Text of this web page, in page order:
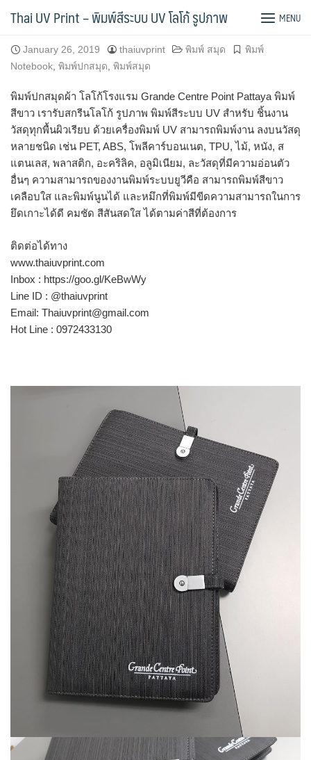
Thai UV Print – พิมพ์สีระบบ UV โลโก้ รูปภาพ MENU
พิมพ์ปกสมุดผ้า
January 26, 2019 thaiuvprint พิมพ์ สมุด
พิมพ์
Notebook พิมพ์ปกสมุด พิมพ์สมุด
พิมพ์ปกสมุดผ้า โลโก้โรงแรม Grande Centre Point Pattaya พิมพ์
สีขาว เรารับสกรีนโลโก้ รูปภาพ พิมพ์สีระบบ UV สำหรับ ชิ้นงาน
วัสดุทุกพื้นผิวเรียบ ด้วยเครื่องพิมพ์ UV สามารถพิมพ์งาน ลงบนวัสดุ
หลายชนิด เช่น PET, ABS, โพลีคาร์บอนเนต, TPU, ไม้, หนัง, ส
แตนเลส, พลาสติก, อะคริลิค, อลูมิเนียม, ละวัสดุที่มีความอ่อนตัว
อื่นๆ ความสามารถของงานพิมพ์ระบบยูวีคือ สามารถพิมพ์สีขาว
เคลือบใส และพิมพ์นูนได้ และหมึกที่พิมพ์มีขีดความสามารถในการ
ยึดเกาะได้ดี คมชัด สีสันสดใส ได้ตามค่าสีที่ต้องการ
ติดต่อได้ทาง
www.thaiuvprint.com
Inbox : https://goo.gl/KeBwWy
Line ID : @thaiuvprint
Email: Thaiuvprint@gmail.com
Hot Line : 0972433130